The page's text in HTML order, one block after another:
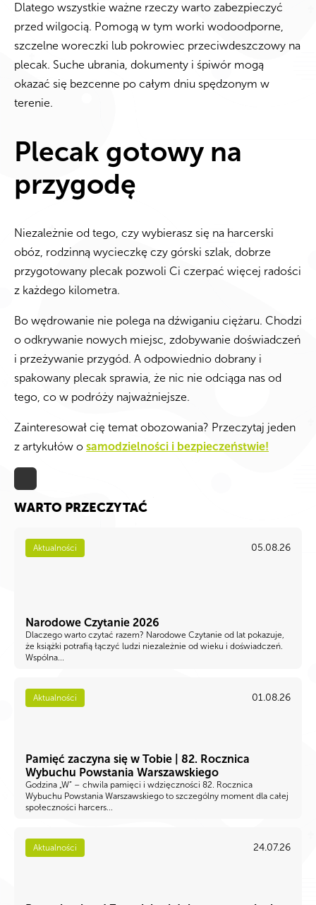
Dlatego wszystkie ważne rzeczy warto zabezpieczyć
przed wilgocią. Pomogą w tym worki wodoodporne,
szczelne woreczki lub pokrowiec przeciwdeszczowy na
plecak. Suche ubrania, dokumenty i śpiwór mogą
okazać się bezcenne po całym dniu spędzonym w
terenie.
Plecak gotowy na
przygodę
Niezależnie od tego, czy wybierasz się na harcerski
obóz, rodzinną wycieczkę czy górski szlak, dobrze
przygotowany plecak pozwoli Ci czerpać więcej radości
z każdego kilometra.
Bo wędrowanie nie polega na dźwiganiu ciężaru. Chodzi
o odkrywanie nowych miejsc, zdobywanie doświadczeń
i przeżywanie przygód. A odpowiednio dobrany i
spakowany plecak sprawia, że nic nie odciąga nas od
tego, co w podróży najważniejsze.
Zainteresował cię temat obozowania? Przeczytaj jeden
z artykułów o samodzielności i bezpieczeństwie!
WARTO PRZECZYTAĆ
Aktualności 05.08.26
Narodowe Czytanie 2026
Dlaczego warto czytać razem? Narodowe Czytanie od lat pokazuje,
że książki potrafią łączyć ludzi niezależnie od wieku i doświadczeń.
Wspólna...
Aktualności 01.08.26
Pamięć zaczyna się w Tobie | 82. Rocznica
Wybuchu Powstania Warszawskiego
Godzina „W” – chwila pamięci i wdzięczności 82. Rocznica
Wybuchu Powstania Warszawskiego to szczególny moment dla całej
społeczności harcers...
Aktualności 24.07.26